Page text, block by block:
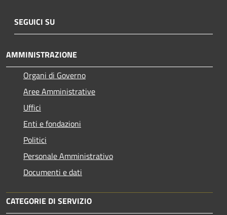
SEGUICI SU
AMMINISTRAZIONE
Organi di Governo
Aree Amministrative
Uffici
Enti e fondazioni
Politici
Personale Amministrativo
Documenti e dati
CATEGORIE DI SERVIZIO